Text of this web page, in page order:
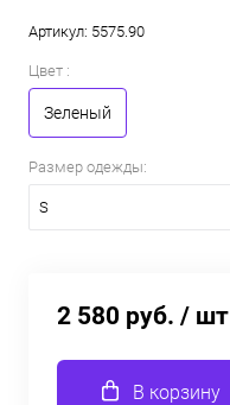
Артикул: 5575.90
Цвет :
Зеленый
Размер одежды:
S
2 580 руб. / шт
В корзину